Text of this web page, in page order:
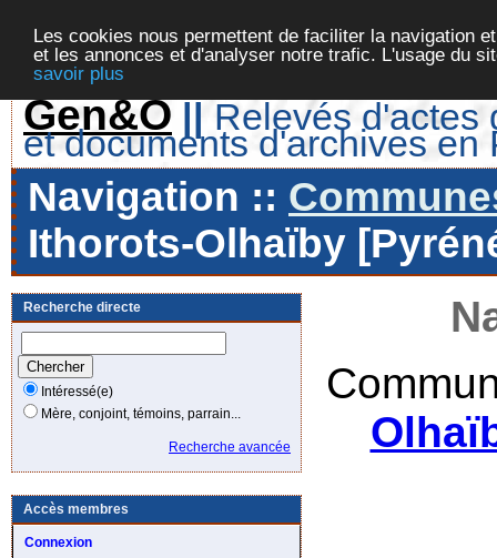
Les cookies nous permettent de faciliter la navigation
et les annonces et d'analyser notre trafic. L'usage du
savoir plus
Gen&O || Relevés d'actes
et documents d'archives en
Navigation ::
Ithorots-Olhaïby
Recherche directe
Intéressé(e)
Mère, conjoint, témoins, parrain...
Recherche avancée
Accès membres
Connexion